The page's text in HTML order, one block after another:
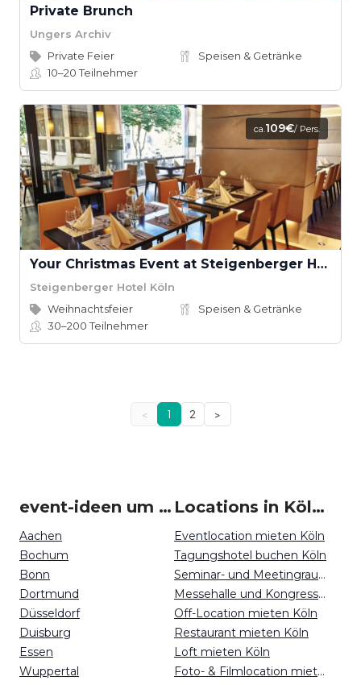
Private Brunch
Ungers Archiv
Private Feier
Speisen & Getränke
10–20Teilnehmer
ca.109€/ Pers.
Your Christmas Event at Steigenberger Hotel Köln
Steigenberger Hotel Köln
Weihnachtsfeier
Speisen & Getränke
30–200Teilnehmer
< 1 2 >
event-ideen um Köln
Aachen
Bochum
Bonn
Dortmund
Düsseldorf
Duisburg
Essen
Wuppertal
Locations in Köln mieten
Eventlocation mieten Köln
Tagungshotel buchen Köln
Seminar- und Meetingraum mieten Köln
Messehalle und Kongresszentrum mieten Köln
Off-Location mieten Köln
Restaurant mieten Köln
Loft mieten Köln
Foto- & Filmlocation mieten Köln